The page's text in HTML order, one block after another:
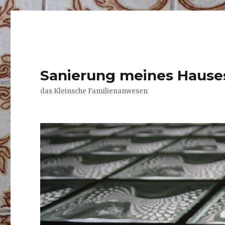
Sanierung meines
das Kleinsche Familienanwesen